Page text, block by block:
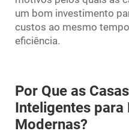
um bom investimento
custos ao mesmo
eficiência.
Por Que as
Inteligentes para
Modernas?